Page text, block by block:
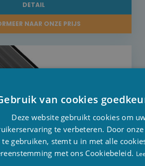
DETAIL
NAAR ONZE PRIJS
van cookies
Deze website gebruikt cookies om
te verbeteren. Door
te gebruiken, stemt u in met alle
met ons Cookiebeleid.